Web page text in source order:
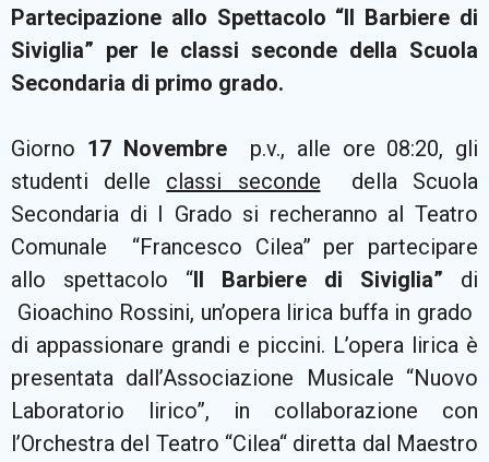
Partecipazione allo Spettacolo “Il Barbiere di
Siviglia” per le classi seconde della Scuola
Secondaria di primo grado.
Giorno 17 Novembre p.v., alle ore 08:20, gli
studenti delle classi seconde della Scuola
Secondaria di I Grado si recheranno al Teatro
Comunale “Francesco Cilea” per partecipare
allo spettacolo “Il Barbiere di Siviglia” di
Gioachino Rossini, un’opera lirica buffa in grado
di appassionare grandi e piccini. L’opera lirica è
presentata dall’Associazione Musicale “Nuovo
Laboratorio lirico”, in collaborazione con
l’Orchestra del Teatro “Cilea“ diretta dal Maestro